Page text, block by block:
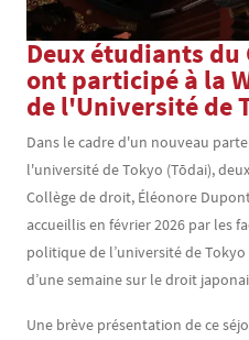
Texte
Deux étudiants
ont participé à la
de l'Université de
Dans le cadre d'un nouveau
l'université de Tokyo (Tōdai),
Collège de droit, Éléonore
accueillis en février 2026 par les
politique de l’université de
d’une semaine sur le droit
Une brève présentation de ce